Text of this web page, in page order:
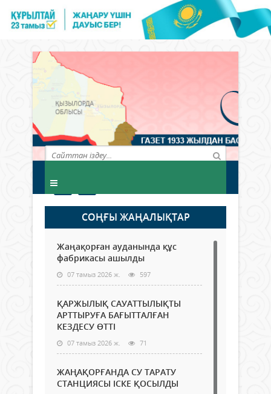
СОҢҒЫ ЖАҢАЛЫҚТАР
Жаңақорған ауданында құс
фабрикасы ашылды
07 тамыз 2026 ж. 597
ҚАРЖЫЛЫҚ САУАТТЫЛЫҚТЫ
АРТТЫРУҒА БАҒЫТТАЛҒАН
КЕЗДЕСУ ӨТТІ
07 тамыз 2026 ж. 71
ЖАҢАҚОРҒАНДА СУ ТАРАТУ
СТАНЦИЯСЫ ІСКЕ ҚОСЫЛДЫ